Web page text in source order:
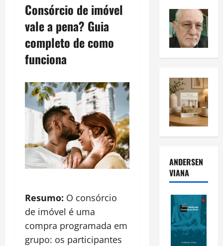
Consórcio de imóvel
vale a pena? Guia
completo de como
funciona
Resumo: O consórcio
de imóvel é uma
compra programada em
grupo: os participantes
ANDERSEN
VIANA